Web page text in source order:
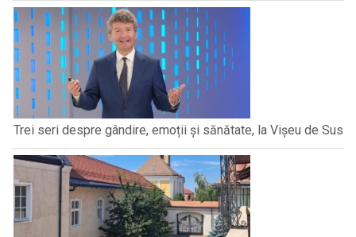
Trei seri despre gândire, emoții și sănătate, la Vișeu de Sus